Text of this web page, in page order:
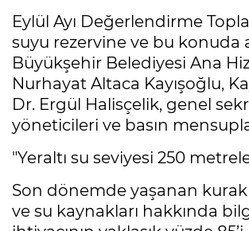
Eylül Ayı Değerlendirme
suyu rezervine ve bu konuda
Büyükşehir Belediyesi Ana
Nurhayat Altaca Kayışoğlu,
Dr. Ergül Halisçelik, genel
yöneticileri ve basın
"Yeraltı su seviyesi 250
Son dönemde yaşanan
ve su kaynakları hakkında